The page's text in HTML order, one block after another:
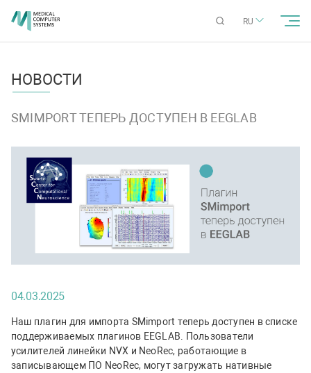
RU
НОВОСТИ
SMIMPORT ТЕПЕРЬ ДОСТУПЕН В EEGLAB
04.03.2025
Наш плагин для импорта SMimport теперь доступен в списке
поддерживаемых плагинов EEGLAB. Пользователи
усилителей линейки NVX и NeoRec, работающие в
записывающем ПО NeoRec, могут загружать нативные